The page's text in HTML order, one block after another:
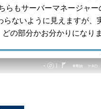
らもサーバーマネージャー
ないように見えますが、
の部分かお分かりになり